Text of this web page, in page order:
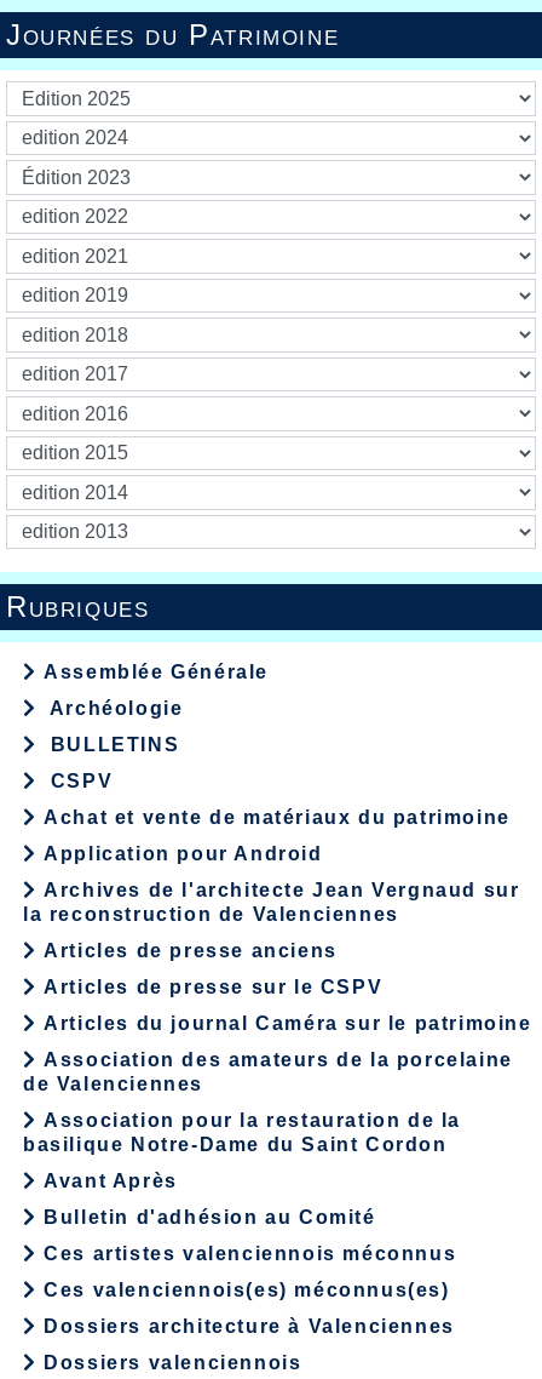
Journées du Patrimoine
Rubriques
Assemblée Générale
Archéologie
BULLETINS
CSPV
Achat et vente de matériaux du patrimoine
Application pour Android
Archives de l'architecte Jean Vergnaud sur
la reconstruction de Valenciennes
Articles de presse anciens
Articles de presse sur le CSPV
Articles du journal Caméra sur le patrimoine
Association des amateurs de la porcelaine
de Valenciennes
Association pour la restauration de la
basilique Notre-Dame du Saint Cordon
Avant Après
Bulletin d'adhésion au Comité
Ces artistes valenciennois méconnus
Ces valenciennois(es) méconnus(es)
Dossiers architecture à Valenciennes
Dossiers valenciennois